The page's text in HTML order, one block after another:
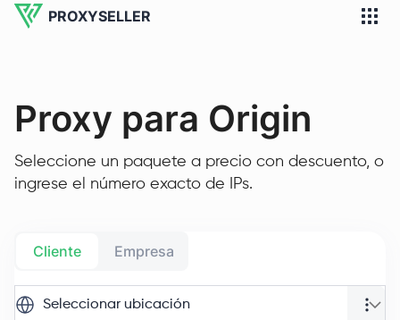
PROXYSELLER
Proxy para Origin
Seleccione un paquete a precio con descuento, o
ingrese el número exacto de IPs.
Cliente Empresa
Seleccionar ubicación